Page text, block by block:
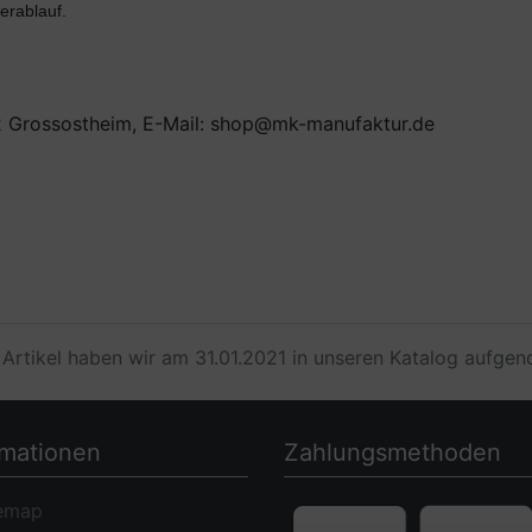
E-Mail: shop@mk-manufaktur.de
haben wir am 31.01.2021 in unseren Katalog
Zahlungsmethoden